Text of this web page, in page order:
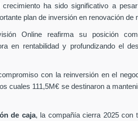
ha sido significativo a
plan de inversión en renovación de
Online reafirma su posición
en rentabilidad y profundizando el
con la reinversión en el
cuales 111,5M€ se destinaron a
de caja, la compañía cierra 2025 con